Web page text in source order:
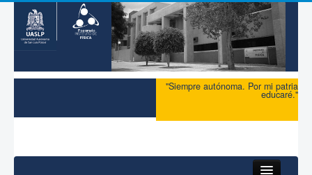
"Siempre autónoma. Por mi patria
educaré."